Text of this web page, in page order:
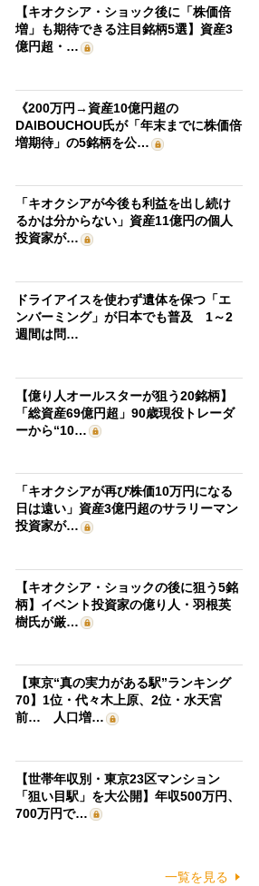
【キオクシア・ショック後に「株価倍
増」も期待できる注目銘柄5選】資産3
億円超・…
《200万円→資産10億円超の
DAIBOUCHOU氏が「年末までに株価倍
増期待」の5銘柄を公…
「キオクシアが今後も利益を出し続け
るかは分からない」資産11億円の個人
投資家が…
ドライアイスを使わず遺体を保つ「エ
ンバーミング」が日本でも普及 1～2
週間は問…
【億り人オールスターが狙う20銘柄】
「総資産69億円超」90歳現役トレーダ
ーから“10…
「キオクシアが再び株価10万円になる
日は遠い」資産3億円超のサラリーマン
投資家が…
【キオクシア・ショックの後に狙う5銘
柄】イベント投資家の億り人・羽根英
樹氏が厳…
【東京“真の実力がある駅”ランキング
70】1位・代々木上原、2位・水天宮
前… 人口増…
【世帯年収別・東京23区マンション
「狙い目駅」を大公開】年収500万円、
700万円で…
一覧を見る